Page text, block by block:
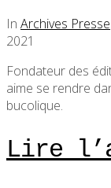
In Archives Presse
2021
Fondateur des
aime se rendre
bucolique.
Lire